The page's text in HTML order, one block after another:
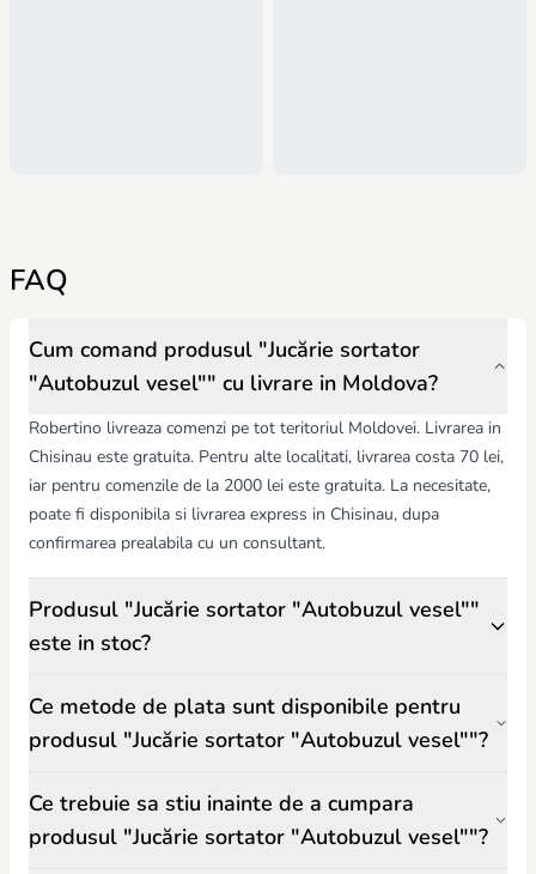
FAQ
Cum comand produsul "Jucărie sortator
"Autobuzul vesel"" cu livrare in Moldova?
Robertino livreaza comenzi pe tot teritoriul Moldovei. Livrarea in
Chisinau este gratuita. Pentru alte localitati, livrarea costa 70 lei,
iar pentru comenzile de la 2000 lei este gratuita. La necesitate,
poate fi disponibila si livrarea express in Chisinau, dupa
confirmarea prealabila cu un consultant.
Produsul "Jucărie sortator "Autobuzul vesel""
este in stoc?
Ce metode de plata sunt disponibile pentru
produsul "Jucărie sortator "Autobuzul vesel""?
Ce trebuie sa stiu inainte de a cumpara
produsul "Jucărie sortator "Autobuzul vesel""?